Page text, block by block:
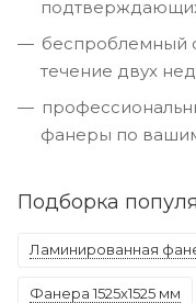
беспроблемный
течение двух
фанеры по
Подборка
Ламинированная
Фанера 1525х1525 мм